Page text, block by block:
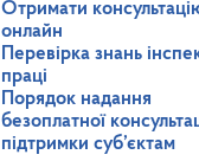
Отримати
онлайн
Перевірка знань
праці
Порядок надання
безоплатної
підтримки суб’єктам